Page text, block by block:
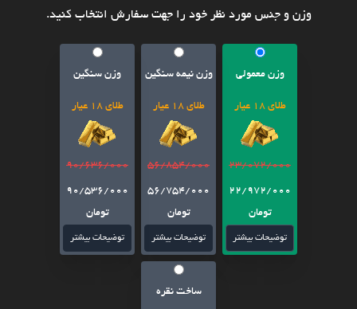
وزن و جنس مورد نظر خود را جهت سفارش انتخاب کنید.
وزن معمولی
طلای 18 عیار
23/072/000
22/972/000
تومان
توضیحات بیشتر
وزن نیمه سنگین
طلای 18 عیار
56/854/000
56/754/000
تومان
توضیحات بیشتر
وزن سنگین
طلای 18 عیار
90/636/000
90/536/000
تومان
توضیحات بیشتر
ساخت نقره